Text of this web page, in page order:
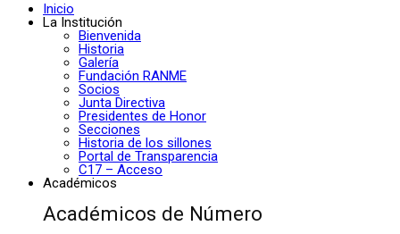
Inicio
La Institución
Bienvenida
Historia
Galería
Fundación RANME
Socios
Junta Directiva
Presidentes de Honor
Secciones
Historia de los sillones
Portal de Transparencia
C17 – Acceso
Académicos
Académicos de Número